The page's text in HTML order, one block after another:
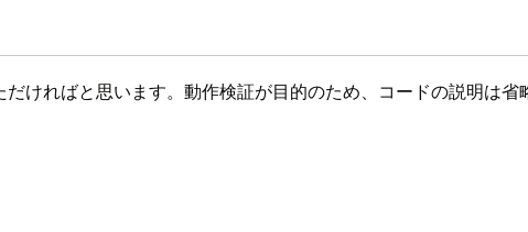
ければと思います。動作検証が目的のため、コードの説明は省